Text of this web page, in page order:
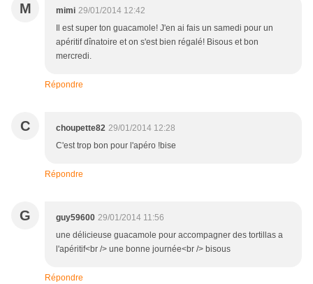
M mimi 29/01/2014 12:42
Il est super ton guacamole! J'en ai fais un samedi pour un
apéritif dînatoire et on s'est bien régalé! Bisous et bon
mercredi.
Répondre
C choupette82 29/01/2014 12:28
C'est trop bon pour l'apéro !bise
Répondre
G guy59600 29/01/2014 11:56
une délicieuse guacamole pour accompagner des tortillas a
l'apéritif<br /> une bonne journée<br /> bisous
Répondre